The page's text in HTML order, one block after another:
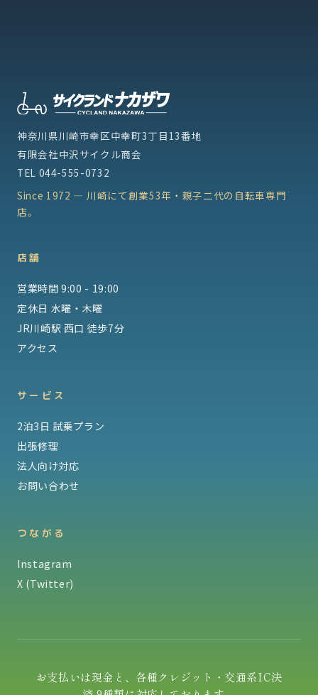
神奈川県川崎市幸区中幸町3丁目13番地
有限会社中沢サイクル商会
TEL 044-555-0732
Since 1972 — 川崎にて創業53年・親子二代の自転車専門
店。
店舗
営業時間 9:00 - 19:00
定休日 水曜・木曜
JR川崎駅 西口 徒歩7分
アクセス
サービス
2泊3日 試乗プラン
出張修理
法人向け対応
お問い合わせ
つながる
Instagram
X (Twitter)
お支払いは現金と、各種クレジット・交通系IC決